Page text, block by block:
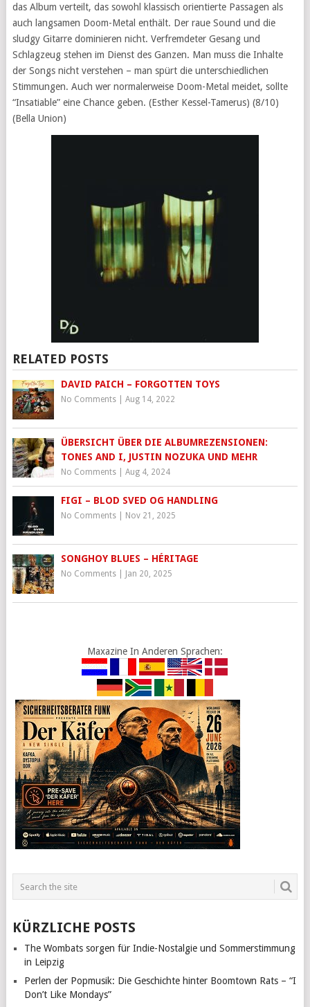
das Album verteilt, das sowohl klassisch orientierte Passagen als
auch langsamen Doom-Metal enthält. Der raue Sound und die
sludgy Gitarre dominieren nicht. Verfremdeter Gesang und
Schlagzeug stehen im Dienst des Ganzen. Man muss die Inhalte
der Songs nicht verstehen – man spürt die unterschiedlichen
Stimmungen. Auch wer normalerweise Doom-Metal meidet, sollte
“Insatiable” eine Chance geben. (Esther Kessel-Tamerus) (8/10)
(Bella Union)
RELATED POSTS
DAVID PAICH – FORGOTTEN TOYS
No Comments| Aug 14, 2022
ÜBERSICHT ÜBER DIE ALBUMREZENSIONEN:
TONES AND I, JUSTIN NOZUKA UND MEHR
No Comments| Aug 4, 2024
FIGI – BLOD SVED OG HANDLING
No Comments| Nov 21, 2025
SONGHOY BLUES – HÉRITAGE
No Comments| Jan 20, 2025
Maxazine In Anderen Sprachen:
KÜRZLICHE POSTS
The Wombats sorgen für Indie-Nostalgie und Sommerstimmung
in Leipzig
Perlen der Popmusik: Die Geschichte hinter Boomtown Rats – “I
Don’t Like Mondays”